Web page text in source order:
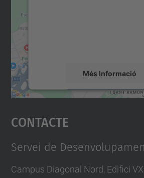
Més Informació
Accepta
powered by
Contacte
Servei de
Campus Diagonal Nord, Edifici VX